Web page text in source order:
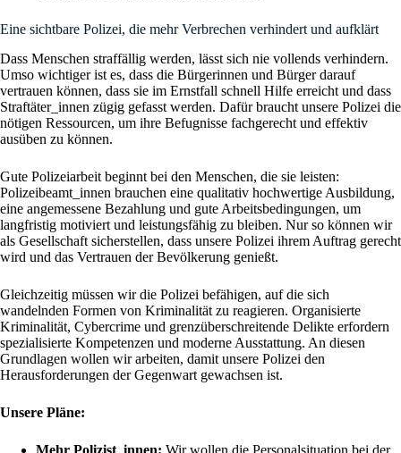
Eine sichtbare Polizei, die mehr Verbrechen verhindert und aufklärt
Dass Menschen straffällig werden, lässt sich nie vollends verhindern.
Umso wichtiger ist es, dass die Bürgerinnen und Bürger darauf
vertrauen können, dass sie im Ernstfall schnell Hilfe erreicht und dass
Straftäter_innen zügig gefasst werden. Dafür braucht unsere Polizei die
nötigen Ressourcen, um ihre Befugnisse fachgerecht und effektiv
ausüben zu können.
Gute Polizeiarbeit beginnt bei den Menschen, die sie leisten:
Polizeibeamt_innen brauchen eine qualitativ hochwertige Ausbildung,
eine angemessene Bezahlung und gute Arbeitsbedingungen, um
langfristig motiviert und leistungsfähig zu bleiben. Nur so können wir
als Gesellschaft sicherstellen, dass unsere Polizei ihrem Auftrag gerecht
wird und das Vertrauen der Bevölkerung genießt.
Gleichzeitig müssen wir die Polizei befähigen, auf die sich
wandelnden Formen von Kriminalität zu reagieren. Organisierte
Kriminalität, Cybercrime und grenzüberschreitende Delikte erfordern
spezialisierte Kompetenzen und moderne Ausstattung. An diesen
Grundlagen wollen wir arbeiten, damit unsere Polizei den
Herausforderungen der Gegenwart gewachsen ist.
Unsere Pläne:
Mehr Polizist_innen: Wir wollen die Personalsituation bei der